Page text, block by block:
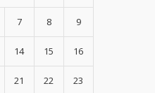
7 8 9
14 15 16
21 22 23